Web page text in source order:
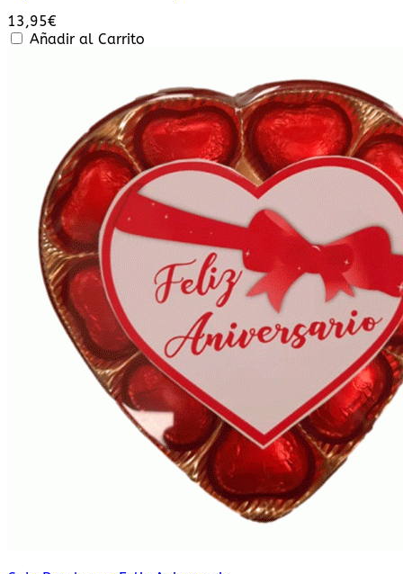
13,95€
Añadir al Carrito